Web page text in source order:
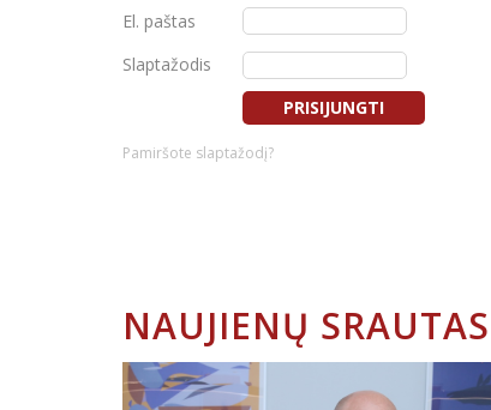
El. paštas
Slaptažodis
PRISIJUNGTI
Pamiršote slaptažodį?
NAUJIENŲ SRAUTAS